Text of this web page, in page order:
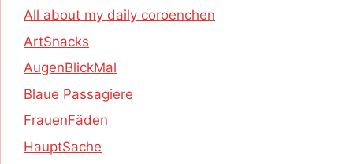
All about my daily coroenchen
ArtSnacks
AugenBlickMal
Blaue Passagiere
FrauenFäden
HauptSache